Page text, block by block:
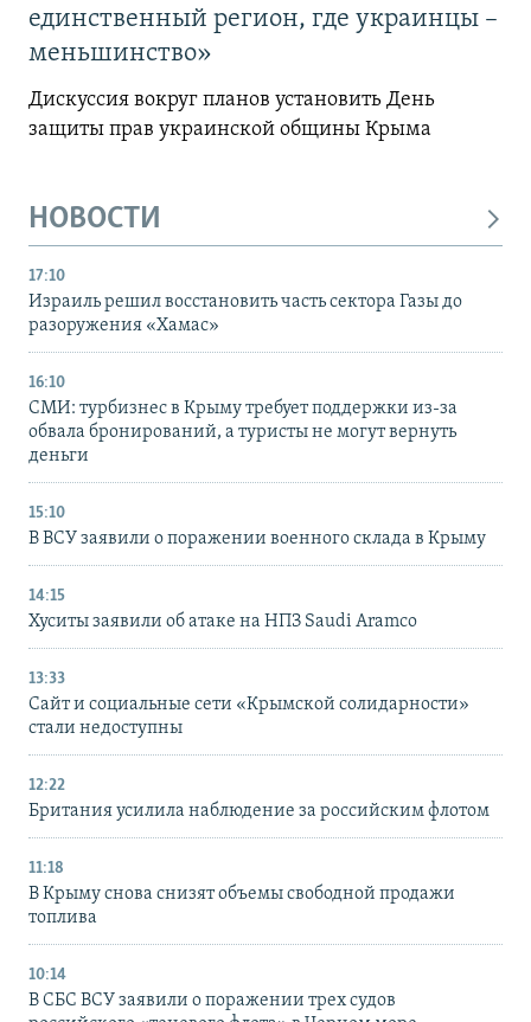
единственный регион, где украинцы –
меньшинство»
Дискуссия вокруг планов установить День
защиты прав украинской общины Крыма
НОВОСТИ
17:10
Израиль решил восстановить часть сектора Газы до
разоружения «Хамас»
16:10
СМИ: турбизнес в Крыму требует поддержки из-за
обвала бронирований, а туристы не могут вернуть
деньги
15:10
В ВСУ заявили о поражении военного склада в Крыму
14:15
Хуситы заявили об атаке на НПЗ Saudi Aramco
13:33
Сайт и социальные сети «Крымской солидарности»
стали недоступны
12:22
Британия усилила наблюдение за российским флотом
11:18
В Крыму снова снизят объемы свободной продажи
топлива
10:14
В СБС ВСУ заявили о поражении трех судов